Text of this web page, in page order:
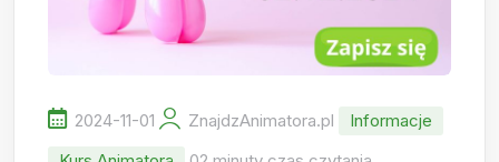
2024-11-01 ZnajdzAnimatora.pl
Informacje